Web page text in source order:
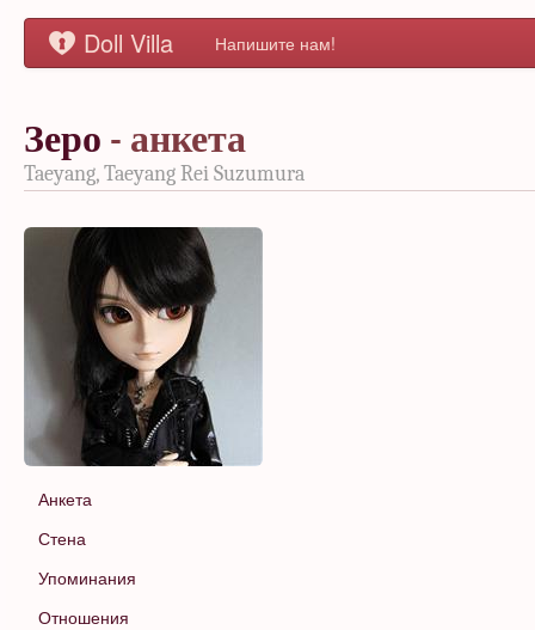
Doll Villa Напишите нам!
Зеро - анкета
Taeyang, Taeyang Rei Suzumura
Анкета
Стена
Упоминания
Отношения